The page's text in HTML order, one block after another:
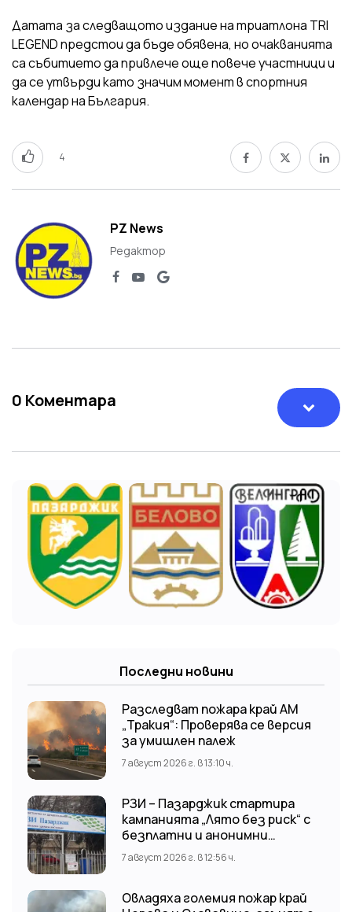
Датата за следващото издание на триатлона TRI
LEGEND предстои да бъде обявена, но очакванията
са събитието да привлече още повече участници и
да се утвърди като значим момент в спортния
календар на България.
4
PZ News
Редактор
0 Коментара
Последни новини
Разследват пожара край АМ
„Тракия“: Проверява се версия
за умишлен палеж
7 август 2026 г. в 13:10 ч.
РЗИ – Пазарджик стартира
кампанията „Лято без риск“ с
безплатни и анонимни
изследвания за ХИВ
7 август 2026 г. в 12:56 ч.
Овладяха големия пожар край